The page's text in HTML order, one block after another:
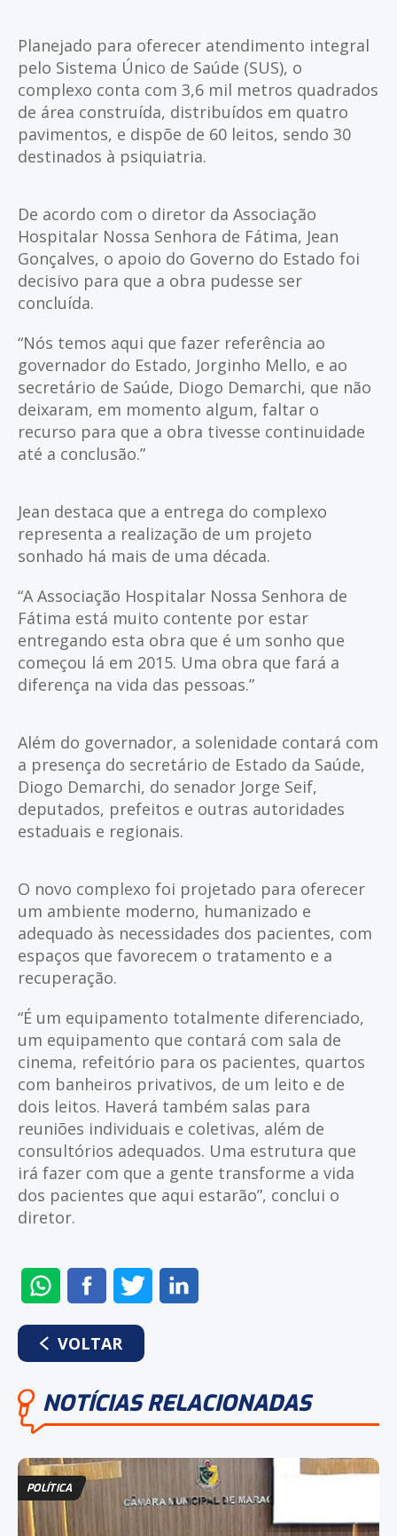
Planejado para oferecer atendimento integral
pelo Sistema Único de Saúde (SUS), o
complexo conta com 3,6 mil metros quadrados
de área construída, distribuídos em quatro
pavimentos, e dispõe de 60 leitos, sendo 30
destinados à psiquiatria.
De acordo com o diretor da Associação
Hospitalar Nossa Senhora de Fátima, Jean
Gonçalves, o apoio do Governo do Estado foi
decisivo para que a obra pudesse ser
concluída.
“Nós temos aqui que fazer referência ao
governador do Estado, Jorginho Mello, e ao
secretário de Saúde, Diogo Demarchi, que não
deixaram, em momento algum, faltar o
recurso para que a obra tivesse continuidade
até a conclusão.”
Jean destaca que a entrega do complexo
representa a realização de um projeto
sonhado há mais de uma década.
“A Associação Hospitalar Nossa Senhora de
Fátima está muito contente por estar
entregando esta obra que é um sonho que
começou lá em 2015. Uma obra que fará a
diferença na vida das pessoas.”
Além do governador, a solenidade contará com
a presença do secretário de Estado da Saúde,
Diogo Demarchi, do senador Jorge Seif,
deputados, prefeitos e outras autoridades
estaduais e regionais.
O novo complexo foi projetado para oferecer
um ambiente moderno, humanizado e
adequado às necessidades dos pacientes, com
espaços que favorecem o tratamento e a
recuperação.
“É um equipamento totalmente diferenciado,
um equipamento que contará com sala de
cinema, refeitório para os pacientes, quartos
com banheiros privativos, de um leito e de
dois leitos. Haverá também salas para
reuniões individuais e coletivas, além de
consultórios adequados. Uma estrutura que
irá fazer com que a gente transforme a vida
dos pacientes que aqui estarão”, conclui o
diretor.
ENVIAR
NO
WHATSAPP
COMPARTILHAR
NO
FACEBOOK
COMPARTILHAR
NO
VOLTAR
NOTÍCIAS RELACIONADAS
POLÍTICA